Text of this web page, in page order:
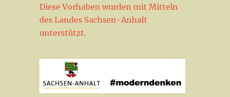
Diese Vorhaben wurden mit Mitteln
des Landes Sachsen-Anhalt
unterstützt.